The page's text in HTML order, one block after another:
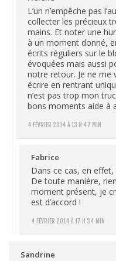
4 FÉVRIER 2014 À 13 H 47 MIN
L’un n’empêche pas
collecter les précieux
mains. Et noter une
à un moment donné,
écrits réguliers sur le
évoquées mais aussi
notre retour. Je ne
écrire en rentrant
n’est pas trop mon
bons moments aide à
Fabrice
4 FÉVRIER 2014 À 17 H 34 MIN
Dans ce cas, en
De toute manière,
moment présent, je
est d’accord !
Sandrine